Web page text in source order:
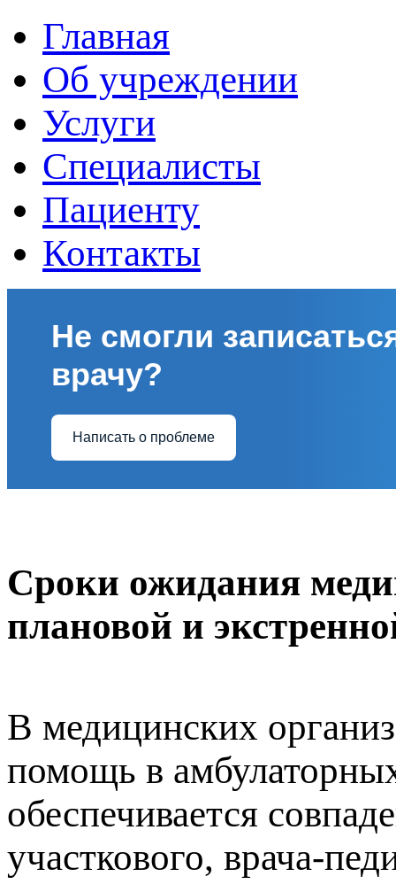
Главная
Об учреждении
Услуги
Специалисты
Пациенту
Контакты
Не смогли
врачу?
Написать о проблеме
Сроки ожидания
плановой и
В медицинских
помощь в
обеспечивается
участкового, врача-